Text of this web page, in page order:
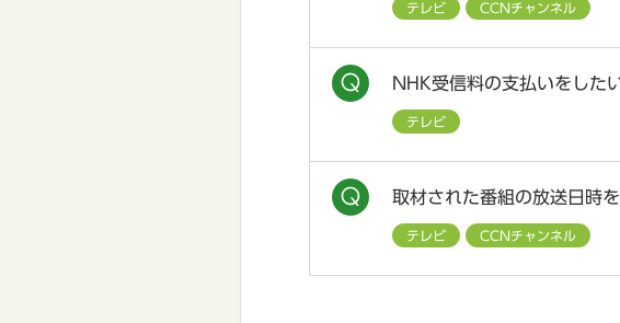
テレビ CCNチャンネル
NHK受信料の支払いをした
テレビ
取材された番組の放送日時を
テレビ CCNチャンネル